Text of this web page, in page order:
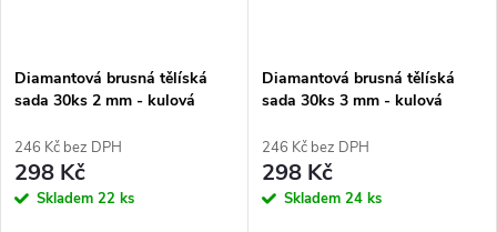
Diamantová brusná tělíská
sada 30ks 2 mm - kulová
246 Kč bez DPH
298 Kč
Skladem 22 ks
Diamantová brusná tělíská
sada 30ks 3 mm - kulová
246 Kč bez DPH
298 Kč
Skladem 24 ks